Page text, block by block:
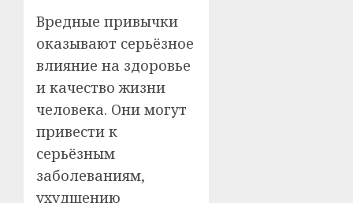
Вредные привычки
оказывают серьёзное
влияние на здоровье
и качество жизни
человека. Они могут
привести к
серьёзным
заболеваниям,
ухудшению